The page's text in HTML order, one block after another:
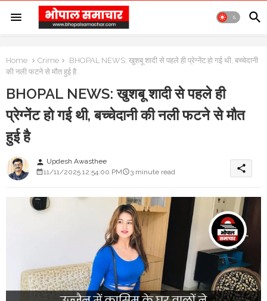
Home Crime
BHOPAL NEWS: खुशबू शादी से पहले ही प्रेग्नेंट हो गई थी, बच्चेदानी
की नली फटने से मौत हुई है
BHOPAL NEWS: खुशबू शादी से पहले ही
प्रेग्नेंट हो गई थी, बच्चेदानी की नली फटने से मौत
हुई है
person Updesh Awasthee
11/11/2025 12:54:00 PM
3 minute read share